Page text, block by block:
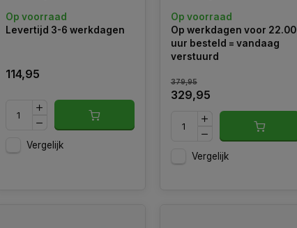
Op voorraad
Levertijd 3-6 werkdagen
114,95
Vergelijk
Op voorraad
Op werkdagen voor 22.00
uur besteld = vandaag
verstuurd
379,95
329,95
Vergelijk